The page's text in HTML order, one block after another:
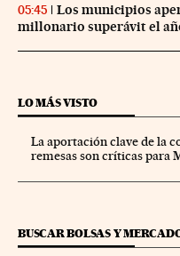
05:45
Los municipios
millonario superávit el
LO MÁS VISTO
La aportación clave de la
remesas son críticas para
BUSCAR BOLSAS Y